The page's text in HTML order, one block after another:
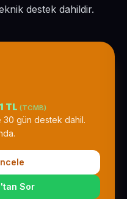
destek dahildir.
TL (TCMB)
30 gün destek dahil.
Sor